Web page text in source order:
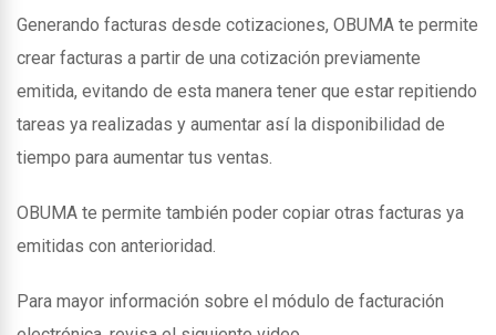
Generando facturas desde cotizaciones, OBUMA te permite
crear facturas a partir de una cotización previamente
emitida, evitando de esta manera tener que estar repitiendo
tareas ya realizadas y aumentar así la disponibilidad de
tiempo para aumentar tus ventas.
OBUMA te permite también poder copiar otras facturas ya
emitidas con anterioridad.
Para mayor información sobre el módulo de facturación